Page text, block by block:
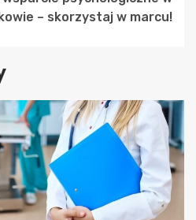
– skorzystaj w marcu!